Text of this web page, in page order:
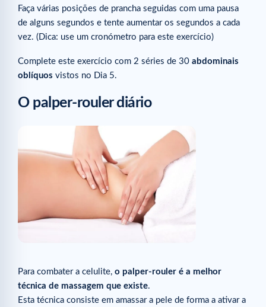
Faça várias posições de prancha seguidas com uma pausa
de alguns segundos e tente aumentar os segundos a cada
vez. (Dica: use um cronómetro para este exercício)
Complete este exercício com 2 séries de 30 abdominais
oblíquos vistos no Dia 5.
O palper-rouler diário
Para combater a celulite, o palper-rouler é a melhor
técnica de massagem que existe.
Esta técnica consiste em amassar a pele de forma a ativar a